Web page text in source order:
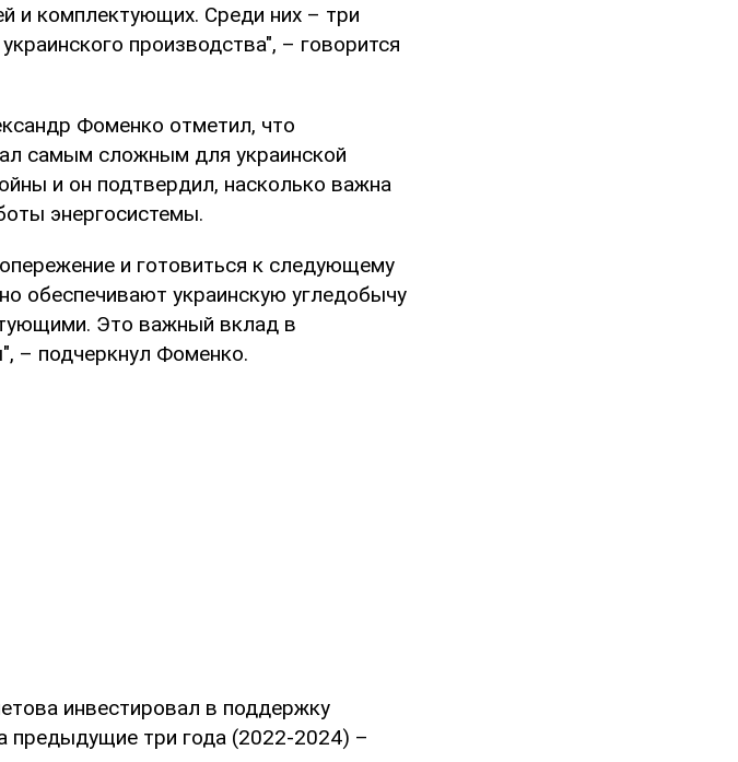
и комплектующих. Среди них – три
производства", – говорится
Фоменко отметил, что
самым сложным для украинской
и он подтвердил, насколько важна
энергосистемы.
и готовиться к следующему
обеспечивают украинскую угледобычу
Это важный вклад в
– подчеркнул Фоменко.
инвестировал в поддержку
предыдущие три года (2022-2024) –